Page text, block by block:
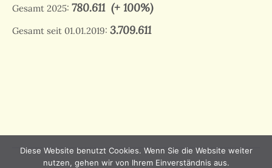
Gesamt 2025: 780.611(+ 100%)
Gesamt seit 01.01.2019: 3.709.611
Diese Website benutzt Cookies. Wenn Sie die Website weiter
nutzen, gehen wir von Ihrem Einverständnis aus.